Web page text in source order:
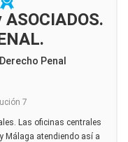
Penal
7
Las oficinas centrales
Málaga atendiendo así a